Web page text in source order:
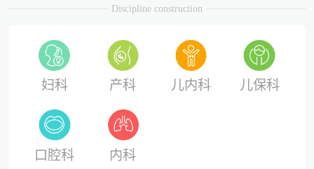
Discipline construction
妇科 产科 儿内科 儿保科
口腔科 内科